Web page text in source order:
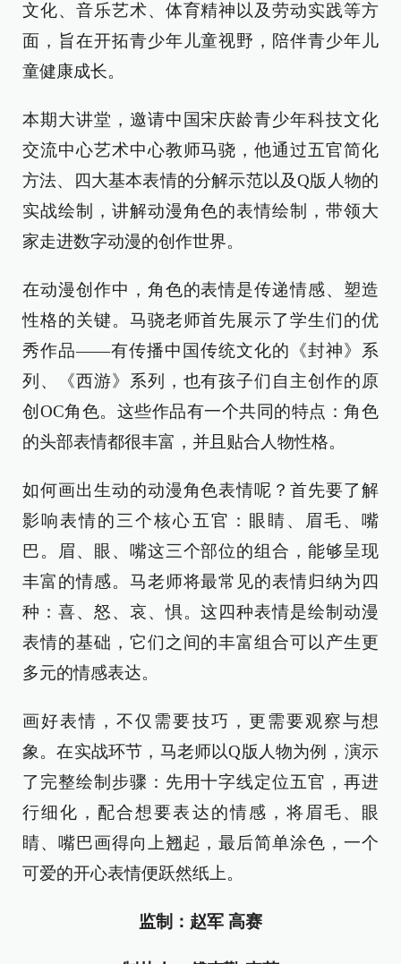
文化、音乐艺术、体育精神以及劳动实践等方
面，旨在开拓青少年儿童视野，陪伴青少年儿
童健康成长。
本期大讲堂，邀请中国宋庆龄青少年科技文化
交流中心艺术中心教师马骁，他通过五官简化
方法、四大基本表情的分解示范以及Q版人物的
实战绘制，讲解动漫角色的表情绘制，带领大
家走进数字动漫的创作世界。
在动漫创作中，角色的表情是传递情感、塑造
性格的关键。马骁老师首先展示了学生们的优
秀作品——有传播中国传统文化的《封神》系
列、《西游》系列，也有孩子们自主创作的原
创OC角色。这些作品有一个共同的特点：角色
的头部表情都很丰富，并且贴合人物性格。
如何画出生动的动漫角色表情呢？首先要了解
影响表情的三个核心五官：眼睛、眉毛、嘴
巴。眉、眼、嘴这三个部位的组合，能够呈现
丰富的情感。马老师将最常见的表情归纳为四
种：喜、怒、哀、惧。这四种表情是绘制动漫
表情的基础，它们之间的丰富组合可以产生更
多元的情感表达。
画好表情，不仅需要技巧，更需要观察与想
象。在实战环节，马老师以Q版人物为例，演示
了完整绘制步骤：先用十字线定位五官，再进
行细化，配合想要表达的情感，将眉毛、眼
睛、嘴巴画得向上翘起，最后简单涂色，一个
可爱的开心表情便跃然纸上。
监制：赵军 高赛